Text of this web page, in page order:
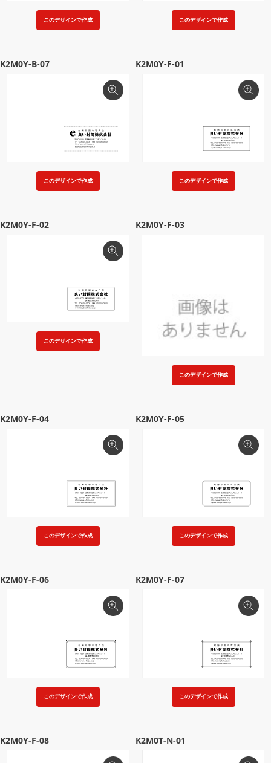
このデザインで作成 このデザインで作成
K2M0Y-B-07
このデザインで作成
K2M0Y-F-01
このデザインで作成
K2M0Y-F-02
このデザインで作成
K2M0Y-F-03
このデザインで作成
K2M0Y-F-04
このデザインで作成
K2M0Y-F-05
このデザインで作成
K2M0Y-F-06
このデザインで作成
K2M0Y-F-07
このデザインで作成
K2M0Y-F-08 K2M0T-N-01